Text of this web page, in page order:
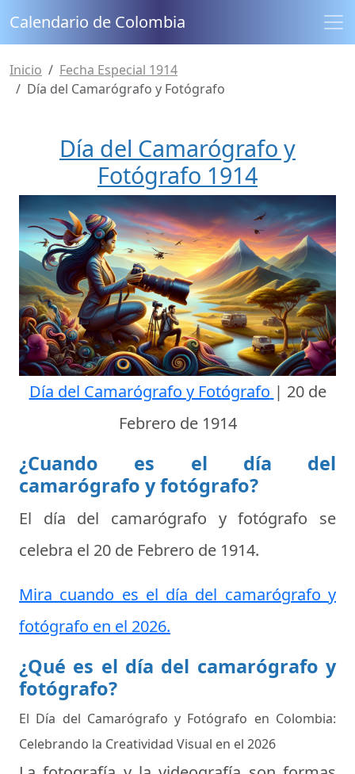
Calendario de Colombia
Inicio
Fecha Especial 1914
Día del Camarógrafo y Fotógrafo
Día del Camarógrafo y
Fotógrafo 1914
Día del Camarógrafo y Fotógrafo | 20 de
Febrero de 1914
¿Cuando es el día del
camarógrafo y fotógrafo?
El día del camarógrafo y fotógrafo se
celebra el 20 de Febrero de 1914.
Mira cuando es el día del camarógrafo y
fotógrafo en el 2026.
¿Qué es el día del camarógrafo y
fotógrafo?
El Día del Camarógrafo y Fotógrafo en Colombia:
Celebrando la Creatividad Visual en el 2026